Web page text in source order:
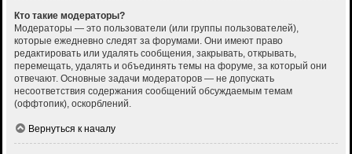
Кто такие модераторы?
Модераторы — это пользователи (или группы пользователей),
которые ежедневно следят за форумами. Они имеют право
редактировать или удалять сообщения, закрывать, открывать,
перемещать, удалять и объединять темы на форуме, за который они
отвечают. Основные задачи модераторов — не допускать
несоответствия содержания сообщений обсуждаемым темам
(оффтопик), оскорблений.
Вернуться к началу